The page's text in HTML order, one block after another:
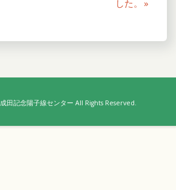
した。 »
成田記念陽子線センター All Rights Reserved.